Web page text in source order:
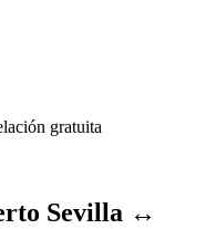
gratuita
Sevilla ↔